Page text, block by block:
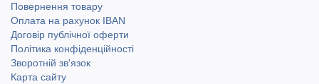
Повернення товару
Оплата на рахунок IBAN
Договір публічної оферти
Політика конфіденційності
Зворотній зв'язок
Карта сайту